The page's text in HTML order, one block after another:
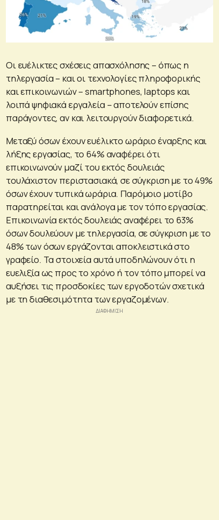
Οι ευέλικτες σχέσεις απασχόλησης – όπως η
τηλεργασία – και οι τεχνολογίες πληροφορικής
και επικοινωνιών – smartphones, laptops και
λοιπά ψηφιακά εργαλεία – αποτελούν επίσης
παράγοντες, αν και λειτουργούν διαφορετικά.
Μεταξύ όσων έχουν ευέλικτο ωράριο έναρξης και
λήξης εργασίας, το 64% αναφέρει ότι
επικοινωνούν μαζί του εκτός δουλειάς
τουλάχιστον περιστασιακά, σε σύγκριση με το 49%
όσων έχουν τυπικά ωράρια. Παρόμοιο μοτίβο
παρατηρείται και ανάλογα με τον τόπο εργασίας.
Επικοινωνία εκτός δουλειάς αναφέρει το 63%
όσων δουλεύουν με τηλεργασία, σε σύγκριση με το
48% των όσων εργάζονται αποκλειστικά στο
γραφείο. Τα στοιχεία αυτά υποδηλώνουν ότι η
ευελιξία ως προς το χρόνο ή τον τόπο μπορεί να
αυξήσει τις προσδοκίες των εργοδοτών σχετικά
με τη διαθεσιμότητα των εργαζομένων.